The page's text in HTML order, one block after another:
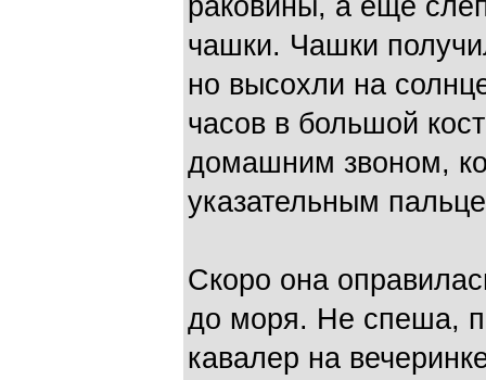
раковины, а еще
чашки. Чашки
но высохли на
часов в большой
домашним звоном,
указательным
Скоро она
до моря. Не спеша,
кавалер на